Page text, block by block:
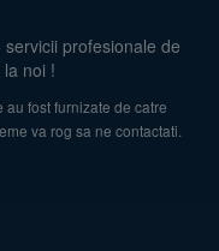
profesionale de
la noi !
fost furnizate de catre
va rog sa ne contactati.